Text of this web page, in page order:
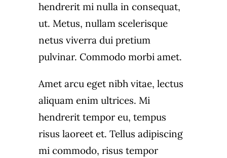
hendrerit mi nulla in consequat,
ut. Metus, nullam scelerisque
netus viverra dui pretium
pulvinar. Commodo morbi amet.
Amet arcu eget nibh vitae, lectus
aliquam enim ultrices. Mi
hendrerit tempor eu, tempus
risus laoreet et. Tellus adipiscing
mi commodo, risus tempor